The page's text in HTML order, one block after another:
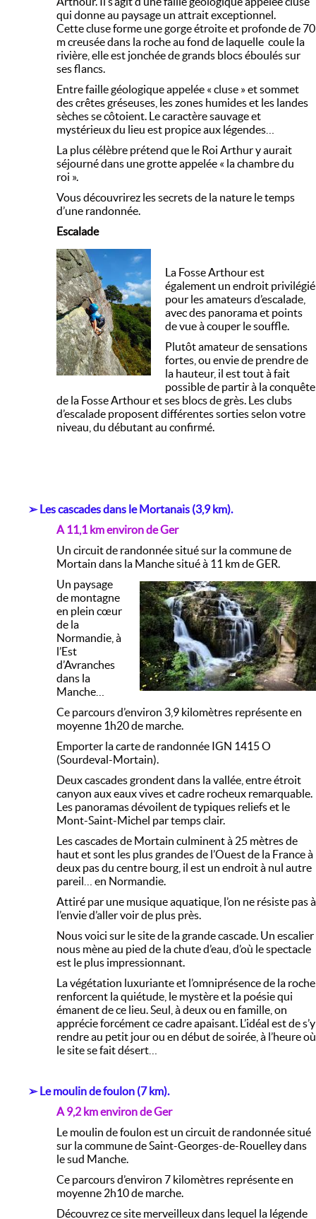
qui donne au paysage un attrait exceptionnel.
Cette cluse forme une gorge étroite et profonde de 70
m creusée dans la roche au fond de laquelle coule la
rivière, elle est jonchée de grands blocs éboulés sur
ses flancs.
Entre faille géologique appelée « cluse » et sommet
des crêtes gréseuses, les zones humides et les landes
sèches se côtoient. Le caractère sauvage et
mystérieux du lieu est propice aux légendes…
La plus célèbre prétend que le Roi Arthur y aurait
séjourné dans une grotte appelée « la chambre du
roi ».
Vous découvrirez les secrets de la nature le temps
d’une randonnée.
Escalade
La Fosse Arthour est
également un endroit privilégié
pour les amateurs d’escalade,
avec des panorama et points
de vue à couper le souffle.
Plutôt amateur de sensations
fortes, ou envie de prendre de
la hauteur, il est tout à fait
possible de partir à la conquête
de la Fosse Arthour et ses blocs de grès. Les clubs
d’escalade proposent différentes sorties selon votre
niveau, du débutant au confirmé.
➢ Les cascades dans le Mortanais (3,9 km).
A 11,1 km environ de Ger
Un circuit de randonnée situé sur la commune de
Mortain dans la Manche situé à 11 km de GER.
Un paysage
de montagne
en plein cœur
de la
Normandie, à
l’Est
d’Avranches
dans la
Manche…
Ce parcours d’environ 3,9 kilomètres représente en
moyenne 1h20 de marche.
Emporter la carte de randonnée IGN 1415 O
(Sourdeval-Mortain).
Deux cascades grondent dans la vallée, entre étroit
canyon aux eaux vives et cadre rocheux remarquable.
Les panoramas dévoilent de typiques reliefs et le
Mont-Saint-Michel par temps clair.
Les cascades de Mortain culminent à 25 mètres de
haut et sont les plus grandes de l’Ouest de la France à
deux pas du centre bourg, il est un endroit à nul autre
pareil… en Normandie.
Attiré par une musique aquatique, l’on ne résiste pas à
l’envie d’aller voir de plus près.
Nous voici sur le site de la grande cascade. Un escalier
nous mène au pied de la chute d’eau, d’où le spectacle
est le plus impressionnant.
La végétation luxuriante et l’omniprésence de la roche
renforcent la quiétude, le mystère et la poésie qui
émanent de ce lieu. Seul, à deux ou en famille, on
apprécie forcément ce cadre apaisant. L’idéal est de s’y
rendre au petit jour ou en début de soirée, à l’heure où
le site se fait désert…
➢ Le moulin de foulon (7 km).
A 9,2 km environ de Ger
Le moulin de foulon est un circuit de randonnée situé
sur la commune de Saint-Georges-de-Rouelley dans
le sud Manche.
Ce parcours d’environ 7 kilomètres représente en
moyenne 2h10 de marche.
Découvrez ce site merveilleux dans lequel la légende